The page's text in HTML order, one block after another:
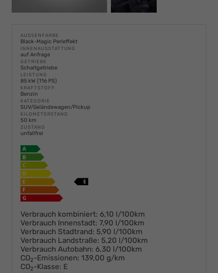
AUSSENFARBE
Black-Magic Perleffekt
INNENAUSSTATTUNG
auf Anfrage
GETRIEBE
Schaltgetriebe
LEISTUNG
85 kW (116 PS)
KRAFTSTOFF
Benzin
KATEGORIE
SUV/Geländewagen/Pickup
KILOMETERSTAND
50 km
ZUSTAND
unfallfrei
Verbrauch kombiniert: 6,10 l/100km
Verbrauch Innenstadt: 7,90 l/100km
Verbrauch Stadtrand: 5,90 l/100km
Verbrauch Landstraße: 5,20 l/100km
Verbrauch Autobahn: 6,30 l/100km
CO2-Emissionen: 139,00 g/km
CO2-Klasse: E